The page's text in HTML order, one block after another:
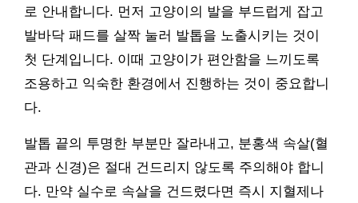
로 안내합니다. 먼저 고양이의 발을 부드럽게 잡고
발바닥 패드를 살짝 눌러 발톱을 노출시키는 것이
첫 단계입니다. 이때 고양이가 편안함을 느끼도록
조용하고 익숙한 환경에서 진행하는 것이 중요합니
다.
발톱 끝의 투명한 부분만 잘라내고, 분홍색 속살(혈
관과 신경)은 절대 건드리지 않도록 주의해야 합니
다. 만약 실수로 속살을 건드렸다면 즉시 지혈제나